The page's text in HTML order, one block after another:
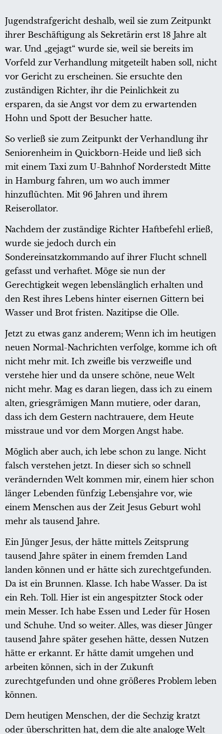
Jugendstrafgericht deshalb, weil sie zum Zeitpunkt
ihrer Beschäftigung als Sekretärin erst 18 Jahre alt
war. Und „gejagt“ wurde sie, weil sie bereits im
Vorfeld zur Verhandlung mitgeteilt haben soll, nicht
vor Gericht zu erscheinen. Sie ersuchte den
zuständigen Richter, ihr die Peinlichkeit zu
ersparen, da sie Angst vor dem zu erwartenden
Hohn und Spott der Besucher hatte.
So verließ sie zum Zeitpunkt der Verhandlung ihr
Seniorenheim in Quickborn-Heide und ließ sich
mit einem Taxi zum U-Bahnhof Norderstedt Mitte
in Hamburg fahren, um wo auch immer
hinzuflüchten. Mit 96 Jahren und ihrem
Reiserollator.
Nachdem der zuständige Richter Haftbefehl erließ,
wurde sie jedoch durch ein
Sondereinsatzkommando auf ihrer Flucht schnell
gefasst und verhaftet. Möge sie nun der
Gerechtigkeit wegen lebenslänglich erhalten und
den Rest ihres Lebens hinter eisernen Gittern bei
Wasser und Brot fristen. Nazitipse die Olle.
Jetzt zu etwas ganz anderem; Wenn ich im heutigen
neuen Normal-Nachrichten verfolge, komme ich oft
nicht mehr mit. Ich zweifle bis verzweifle und
verstehe hier und da unsere schöne, neue Welt
nicht mehr. Mag es daran liegen, dass ich zu einem
alten, griesgrämigen Mann mutiere, oder daran,
dass ich dem Gestern nachtrauere, dem Heute
misstraue und vor dem Morgen Angst habe.
Möglich aber auch, ich lebe schon zu lange. Nicht
falsch verstehen jetzt. In dieser sich so schnell
verändernden Welt kommen mir, einem hier schon
länger Lebenden fünfzig Lebensjahre vor, wie
einem Menschen aus der Zeit Jesus Geburt wohl
mehr als tausend Jahre.
Ein Jünger Jesus, der hätte mittels Zeitsprung
tausend Jahre später in einem fremden Land
landen können und er hätte sich zurechtgefunden.
Da ist ein Brunnen. Klasse. Ich habe Wasser. Da ist
ein Reh. Toll. Hier ist ein angespitzter Stock oder
mein Messer. Ich habe Essen und Leder für Hosen
und Schuhe. Und so weiter. Alles, was dieser Jünger
tausend Jahre später gesehen hätte, dessen Nutzen
hätte er erkannt. Er hätte damit umgehen und
arbeiten können, sich in der Zukunft
zurechtgefunden und ohne größeres Problem leben
können.
Dem heutigen Menschen, der die Sechzig kratzt
oder überschritten hat, dem die alte analoge Welt